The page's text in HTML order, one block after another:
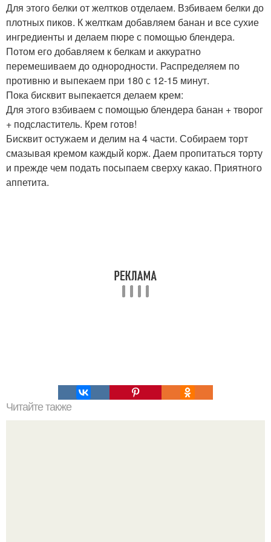
Для этого белки от желтков отделаем. Взбиваем белки до
плотных пиков. К желткам добавляем банан и все сухие
ингредиенты и делаем пюре с помощью блендера.
Потом его добавляем к белкам и аккуратно
перемешиваем до однородности. Распределяем по
противню и выпекаем при 180 с 12-15 минут.
Пока бисквит выпекается делаем крем:
Для этого взбиваем с помощью блендера банан + творог
+ подсластитель. Крем готов!
Бисквит остужаем и делим на 4 части. Собираем торт
смазывая кремом каждый корж. Даем пропитаться торту
и прежде чем подать посыпаем сверху какао. Приятного
аппетита.
Читайте также